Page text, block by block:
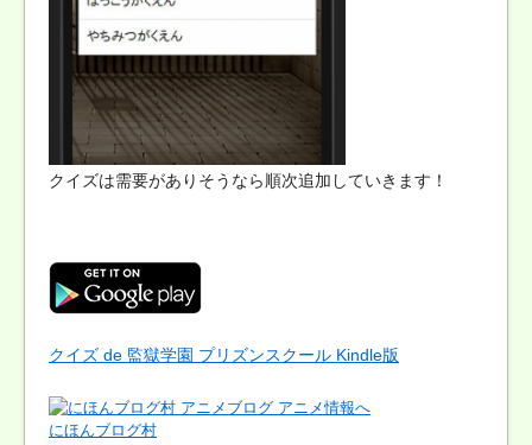
クイズは需要がありそうなら順次追加していきます！
クイズ de 監獄学園 プリズンスクール Kindle版
にほんブログ村